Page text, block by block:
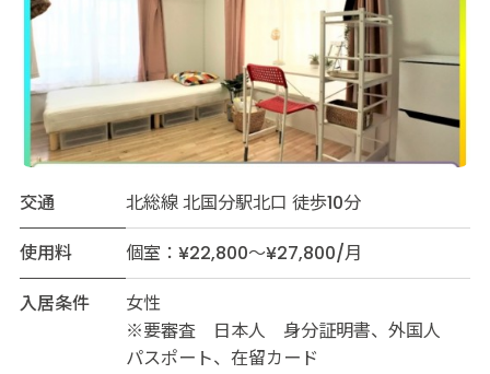
交通
北総線 北国分駅北口 徒歩10分
使用料
個室：¥22,800～¥27,800/月
入居条件
女性
※要審査 日本人 身分証明書、外国人
パスポート、在留カード